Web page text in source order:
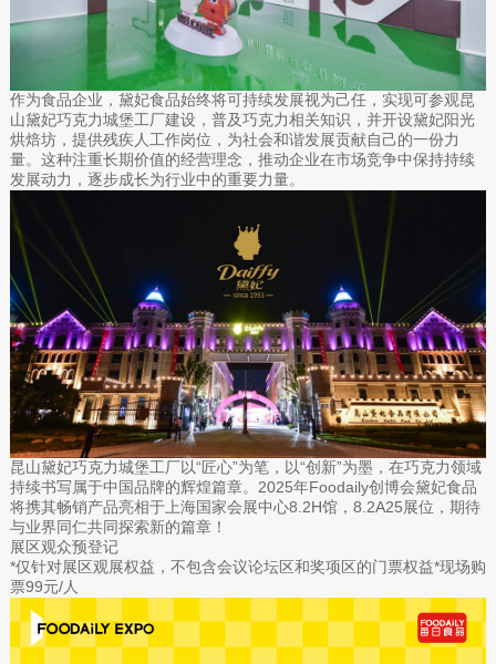
作为食品企业，黛妃食品始终将可持续发展视为己任，实现可参观昆
山黛妃巧克力城堡工厂建设，普及巧克力相关知识，并开设黛妃阳光
烘焙坊，提供残疾人工作岗位，为社会和谐发展贡献自己的一份力
量。这种注重长期价值的经营理念，推动企业在市场竞争中保持持续
发展动力，逐步成长为行业中的重要力量。
昆山黛妃巧克力城堡工厂以“匠心”为笔，以“创新”为墨，在巧克力领域
持续书写属于中国品牌的辉煌篇章。2025年Foodaily创博会黛妃食品
将携其畅销产品亮相于上海国家会展中心8.2H馆，8.2A25展位，期待
与业界同仁共同探索新的篇章！
展区观众预登记
*仅针对展区观展权益，不包含会议论坛区和奖项区的门票权益*现场购
票99元/人